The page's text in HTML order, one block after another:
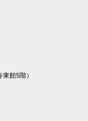
館5階）